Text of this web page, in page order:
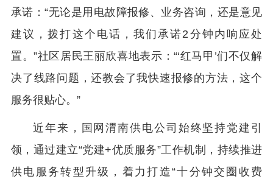
承诺：“无论是用电故障报修、业务咨询，还是意见
建议，拨打这个电话，我们承诺2分钟内响应处
置。”社区居民王丽欣喜地表示：“‘红马甲’们不仅解
决了线路问题，还教会了我快速报修的方法，这个
服务很贴心。”
近年来，国网渭南供电公司始终坚持党建引
领，通过建立“党建+优质服务”工作机制，持续推进
供电服务转型升级，着力打造“十分钟交圈收费